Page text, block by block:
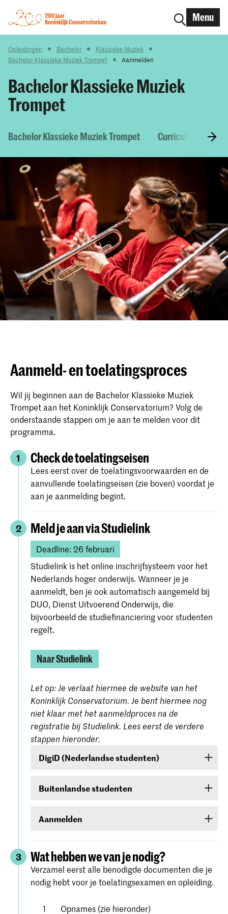
Menu
Opleidingen Bachelor
Klassieke Muziek
Bachelor Klassieke Muziek Trompet
Aanmelden
Bachelor Klassieke Muziek
Trompet
Bachelor Klassieke Muziek Trompet Curriculum &
Aanmeld- en toelatingsproces
Wil jij beginnen aan de Bachelor Klassieke Muziek
Trompet aan het Koninklijk Conservatorium? Volg de
onderstaande stappen om je aan te melden voor dit
programma.
1 Check de toelatingseisen
Lees eerst over de toelatingsvoorwaarden en de
aanvullende toelatingseisen (zie boven) voordat je
aan je aanmelding begint.
2 Meld je aan via Studielink
Deadline: 26 februari
Studielink is het online inschrijfsysteem voor het
Nederlands hoger onderwijs. Wanneer je je
aanmeldt, ben je ook automatisch aangemeld bij
DUO, Dienst Uitvoerend Onderwijs, die
bijvoorbeeld de studiefinanciering voor studenten
regelt.
Naar Studielink
Let op: Je verlaat hiermee de website van het
Koninklijk Conservatorium. Je bent hiermee nog
niet klaar met het aanmeldproces na de
registratie bij Studielink. Lees eerst de verdere
stappen hieronder.
DigiD (Nederlandse studenten)
inloggen met je DigiD. Heb je die nog niet, vraag
dagen duren voordat je de inlogcodes ontvangt.
Buitenlandse studenten
een gebruikersnaam en wachtwoord die je in
Aanmelden
keuze onder Hogeschool der Kunsten Den Haag
(Koninklijke Academie/Koninklijk
Conservatorium Den Haag). Volg alle stappen
zorgvuldig en bevestig je aanmelding.
3 Wat hebben we van je nodig?
Verzamel eerst alle benodigde documenten die je
nodig hebt voor je toelatingsexamen en opleiding.
Opnames (zie hieronder)